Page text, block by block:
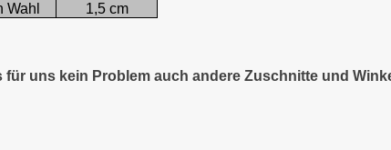
Wahl 1,5 cm
uns kein Problem auch andere Zuschnitte und